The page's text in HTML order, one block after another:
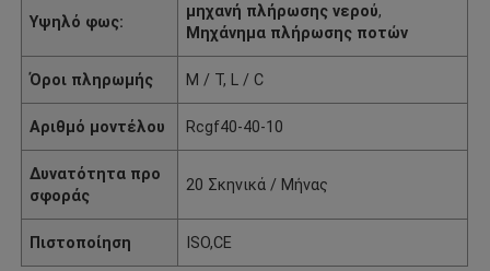
Υψηλό φως:
μηχανή πλήρωσης νερού,
Μηχάνημα πλήρωσης ποτών
Όροι πληρωμής Μ / Τ, L / C
Αριθμό μοντέλου Rcgf40-40-10
Δυνατότητα προ
σφοράς
20 Σκηνικά / Μήνας
Πιστοποίηση ISO,CE